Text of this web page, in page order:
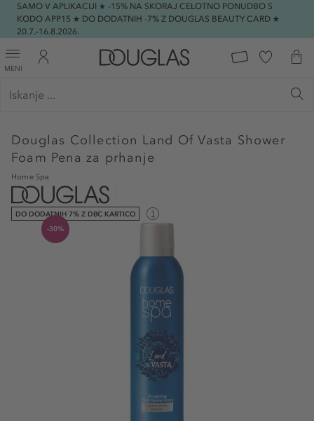
SAMO V APLIKACIJI ★ -15% NA SKORAJ CELOTNO PONUDBO S
KODO APP15 ★ DO DODATNIH -7% Z DOUGLAS BEAUTY CARD ★
20.7.-16.8.2026.
MENI
Douglas Collection Land Of Vasta Shower
Foam Pena za prhanje
Home Spa
DO DODATNIH 7% Z DBC KARTICO
-30%